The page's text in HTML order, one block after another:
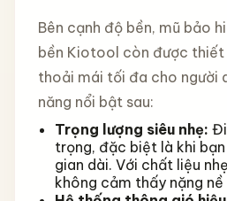
Bên cạnh độ bền, mũ bảo
bền Kiotool còn được thiết
thoải mái tối đa cho người
năng nổi bật sau:
Trọng lượng siêu nhẹ:
trọng, đặc biệt là khi
gian dài. Với chất liệu
không cảm thấy nặng